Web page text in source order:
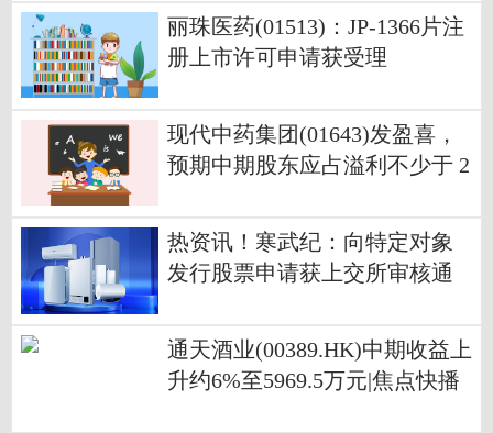
丽珠医药(01513)：JP-1366片注
册上市许可申请获受理
现代中药集团(01643)发盈喜，
预期中期股东应占溢利不少于 2
热资讯！寒武纪：向特定对象
发行股票申请获上交所审核通
通天酒业(00389.HK)中期收益上
升约6%至5969.5万元|焦点快播